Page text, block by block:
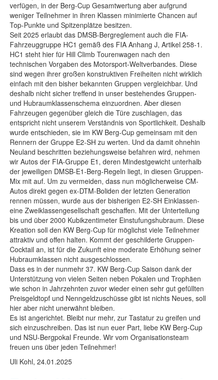
verfügen, in der Berg-Cup Gesamtwertung aber aufgrund
weniger Teilnehmer in ihren Klassen minimierte Chancen auf
Top-Punkte und Spitzenplätze besitzen.
Seit 2025 erlaubt das DMSB-Bergreglement auch die FIA-
Fahrzeuggruppe HC1 gemäß des FIA Anhang J, Artikel 258-1.
HC1 steht hier für Hill Climb Tourenwagen nach den
technischen Vorgaben des Motorsport-Weltverbandes. Diese
sind wegen ihrer großen konstruktiven Freiheiten nicht wirklich
einfach mit den bisher bekannten Gruppen vergleichbar. Und
deshalb nicht sicher treffend in unser bestehendes Gruppen-
und Hubraumklassenschema einzuordnen. Aber diesen
Fahrzeugen gegenüber gleich die Türe zuschlagen, das
entspricht nicht unserem Verständnis von Sportlichkeit. Deshalb
wurde entschieden, sie im KW Berg-Cup gemeinsam mit den
Rennern der Gruppe E2-SH zu werten. Und da damit ohnehin
Neuland beschritten beziehungsweise befahren wird, nehmen
wir Autos der FIA-Gruppe E1, deren Mindestgewicht unterhalb
der jeweiligen DMSB-E1-Berg-Regeln liegt, in diesen Gruppen-
Mix mit auf. Um zu vermeiden, dass nun möglicherweise CM-
Autos direkt gegen ex-DTM-Boliden der letzten Generation
rennen müssen, wurde aus der bisherigen E2-SH Einklassen-
eine Zweiklassengesellschaft geschaffen. Mit der Unterteilung
bis und über 2000 Kubikzentimeter Einstufungshubraum. Diese
Kreation soll den KW Berg-Cup für möglichst viele Teilnehmer
attraktiv und offen halten. Kommt der geschilderte Gruppen-
Cocktail an, ist für die Zukunft eine moderate Erhöhung seiner
Hubraumklassen nicht ausgeschlossen.
Dass es in der nunmehr 37. KW Berg-Cup Saison dank der
Unterstützung von vielen Seiten neben Pokalen und Trophäen
wie schon in Jahrzehnten zuvor wieder einen sehr gut gefüllten
Preisgeldtopf und Nenngeldzuschüsse gibt ist nichts Neues, soll
hier aber nicht unerwähnt bleiben.
Es ist angerichtet. Bleibt nur mehr, zur Tastatur zu greifen und
sich einzuschreiben. Das ist nun euer Part, liebe KW Berg-Cup
und NSU-Bergpokal Freunde. Wir vom Organisationsteam
freuen uns über jeden Teilnehmer!
Uli Kohl, 24.01.2025